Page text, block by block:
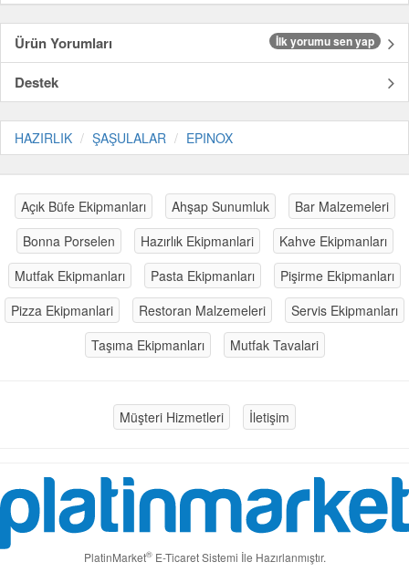
Ürün Yorumları İlk yorumu sen yap
Destek
HAZIRLIK ŞAŞULALAR EPINOX
Açık Büfe Ekipmanları Ahşap Sunumluk
Bar Malzemeleri
Bonna Porselen
Hazırlık Ekipmanlari
Kahve Ekipmanları
Mutfak Ekipmanları
Pasta Ekipmanları
Pişirme Ekipmanları
Pizza Ekipmanlari
Restoran Malzemeleri
Servis Ekipmanları
Taşıma Ekipmanları
Mutfak Tavalari
Müşteri Hizmetleri İletişim
PlatinMarket®E-Ticaret Sistemi İle Hazırlanmıştır.